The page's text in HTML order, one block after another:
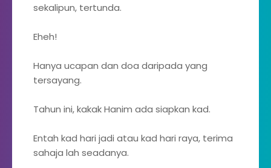
sekalipun, tertunda.
Eheh!
Hanya ucapan dan doa daripada yang
tersayang.
Tahun ini, kakak Hanim ada siapkan kad.
Entah kad hari jadi atau kad hari raya, terima
sahaja lah seadanya.